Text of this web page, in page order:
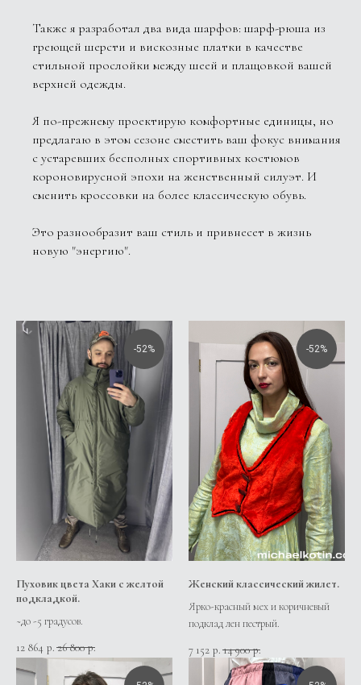
Также я разработал два вида шарфов: шарф-рюша из
греющей шерсти и вискозные платки в качестве
стильной прослойки между шеей и плащовкой вашей
верхней одежды.
Я по-прежнему проектирую комфортные единицы, но
предлагаю в этом сезоне сместить ваш фокус внимания
с устаревших бесполных спортивных костюмов
короновирусной эпохи на женственный силуэт. И
сменить кроссовки на более классическую обувь.
Это разнообразит ваш стиль и привнесет в жизнь
новую "энергию".
-52%
Пуховик цвета Хаки с желтой
подкладкой.
~до -5 градусов.
12 864 р. 26 800 р.
-52%
Женский классический жилет.
Ярко-красный мех и коричневый
подклад лен пестрый.
7 152 р. 14 900 р.